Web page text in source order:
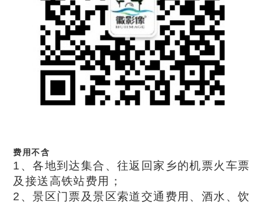
费用不含
1 、各地到达集合、往返回家乡的机票火车票
及 接送高铁站费用；
2 、景区门票及景区索道交通费用、 酒水、饮